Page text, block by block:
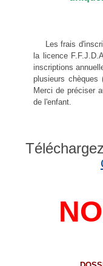
Les frais
la licence
inscriptions
plusieurs
Merci de préciser
de l'enfant.